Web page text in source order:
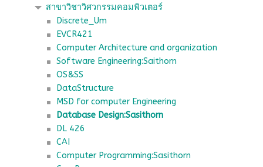
สาขาวิชาวิศวกรรมคอมพิวเตอร์
Discrete_Um
EVCR421
Computer Architecture and organization
Software Engineering:Saithorn
OS&SS
DataStructure
MSD for computer Engineering
Database Design:Sasithorn
DL 426
CAI
Computer Programming:Sasithorn